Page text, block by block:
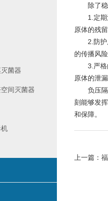
除了稳定
1.定期消
原体的残
2.防护用
的传播风
3.严格的
原体的泄
负压隔离
刻能够发
和保障。
上一篇：
菌器
间灭菌器